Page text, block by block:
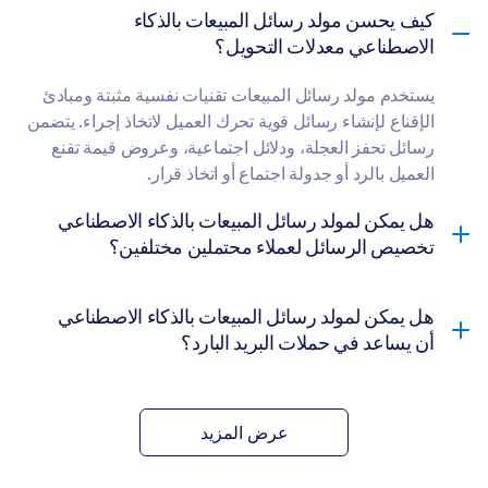
كيف يحسن مولد رسائل المبيعات بالذكاء
الاصطناعي معدلات التحويل؟
يستخدم مولد رسائل المبيعات تقنيات نفسية مثبتة ومبادئ
الإقناع لإنشاء رسائل قوية تحرك العميل لاتخاذ إجراء. يتضمن
رسائل تحفز العجلة، ودلائل اجتماعية، وعروض قيمة تقنع
العميل بالرد أو جدولة اجتماع أو اتخاذ قرار.
هل يمكن لمولد رسائل المبيعات بالذكاء الاصطناعي
تخصيص الرسائل لعملاء محتملين مختلفين؟
هل يمكن لمولد رسائل المبيعات بالذكاء الاصطناعي
أن يساعد في حملات البريد البارد؟
عرض المزيد